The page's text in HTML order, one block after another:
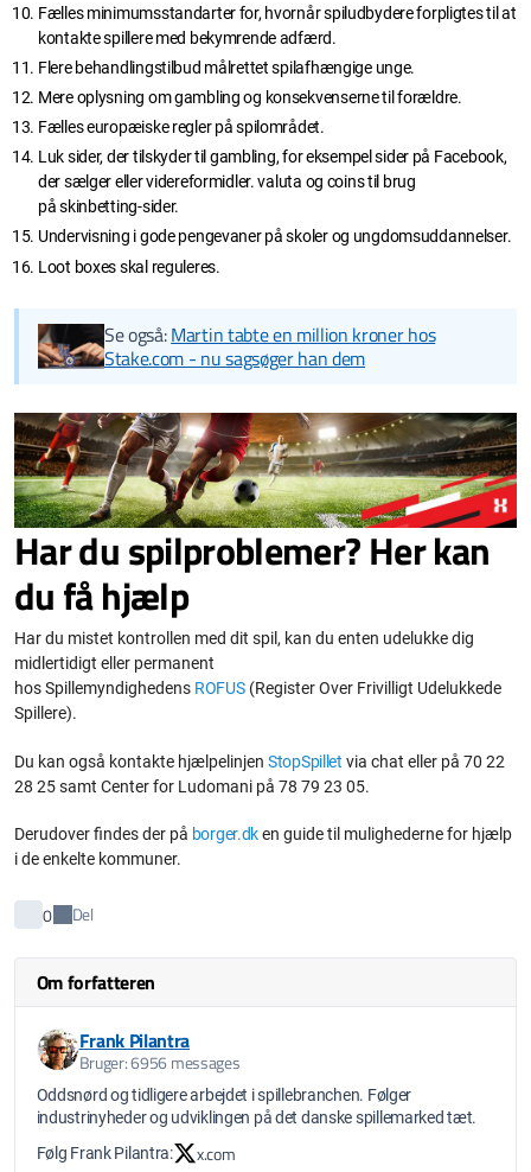
Fælles minimumsstandarter for, hvornår spiludbydere forpligtes til at
kontakte spillere med bekymrende adfærd.
Flere behandlingstilbud målrettet spilafhængige unge.
Mere oplysning om gambling og konsekvenserne til forældre.
Fælles europæiske regler på spilområdet.
Luk sider, der tilskyder til gambling, for eksempel sider på Facebook,
der sælger eller videreformidler. valuta og coins til brug
på skinbetting-sider.
Undervisning i gode pengevaner på skoler og ungdomsuddannelser.
Loot boxes skal reguleres.
Se også:Martin tabte en million kroner hos
Stake.com - nu sagsøger han dem
Har du spilproblemer? Her kan
du få hjælp
Har du mistet kontrollen med dit spil, kan du enten udelukke dig
midlertidigt eller permanent
hos Spillemyndighedens ROFUS(Register Over Frivilligt Udelukkede
Spillere).
Du kan også kontakte hjælpelinjen StopSpillet via chat eller på 70 22
28 25 samt Center for Ludomani på 78 79 23 05.
Derudover findes der på borger.dken guide til mulighederne for hjælp
i de enkelte kommuner.
0 Del
Om forfatteren
Frank Pilantra
Bruger: 6956 messages
Oddsnørd og tidligere arbejdet i spillebranchen. Følger
industrinyheder og udviklingen på det danske spillemarked tæt.
Følg Frank Pilantra:
x.com